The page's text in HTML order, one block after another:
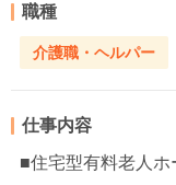
職種
介護職・ヘルパー
仕事内容
■住宅型有料老人